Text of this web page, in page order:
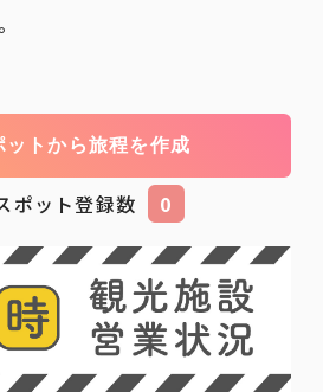
ットから旅程を作成
ポット登録数 0